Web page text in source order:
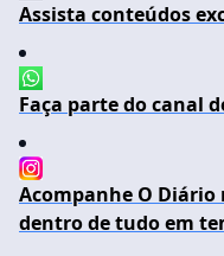
Assista conteúdos
Faça parte do canal
Acompanhe O
dentro de tudo em